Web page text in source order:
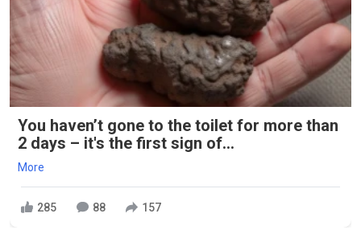
You haven’t gone to the toilet for more than
2 days – it's the first sign of...
More
285 88 157